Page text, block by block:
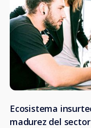
Ecosistema
madurez del